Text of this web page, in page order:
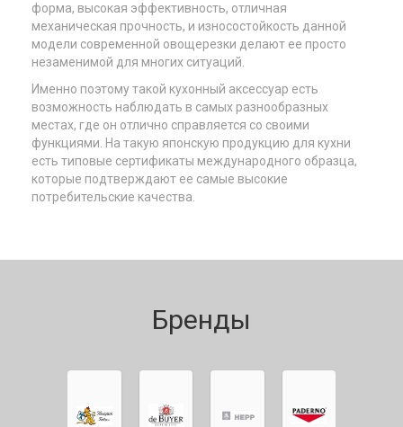
форма, высокая эффективность, отличная
механическая прочность, и износостойкость данной
модели современной овощерезки делают ее просто
незаменимой для многих ситуаций.
Именно поэтому такой кухонный аксессуар есть
возможность наблюдать в самых разнообразных
местах, где он отлично справляется со своими
функциями. На такую японскую продукцию для кухни
есть типовые сертификаты международного образца,
которые подтверждают ее самые высокие
потребительские качества.
Бренды